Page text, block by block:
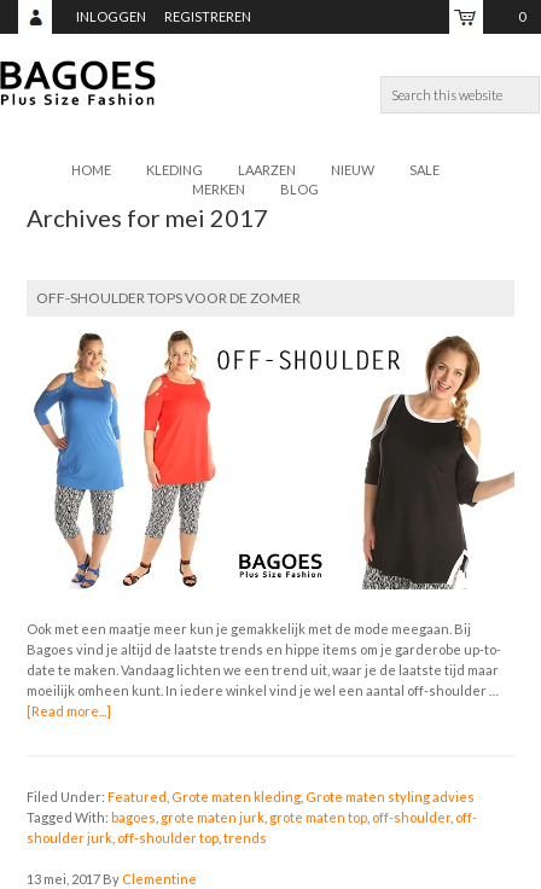
INLOGGEN REGISTREREN 0
€0,00
HOME KLEDING LAARZEN NIEUW
SALE
MERKEN
BLOG
Archives for mei 2017
OFF-SHOULDER TOPS VOOR DE ZOMER
Ook met een maatje meer kun je gemakkelijk met de mode meegaan. Bij
Bagoes vind je altijd de laatste trends en hippe items om je garderobe up-to-
date te maken. Vandaag lichten we een trend uit, waar je de laatste tijd maar
moeilijk omheen kunt. In iedere winkel vind je wel een aantal off-shoulder …
[Read more...]
Filed Under:Featured Grote maten kleding Grote maten styling advies
Tagged With: bagoes grote maten jurk grote maten top off-shoulder, off-
shoulder jurk off-shoulder top ,trends
13 mei, 2017 By Clementine